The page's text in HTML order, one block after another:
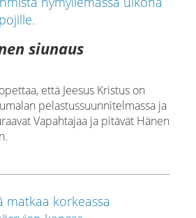
siunaus
että Jeesus Kristus on
pelastussuunnitelmassa ja
Vapahtajaa ja pitävät Hänen